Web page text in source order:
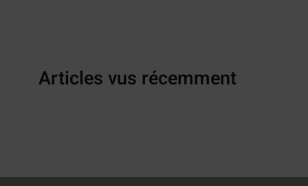
Articles vus récemment